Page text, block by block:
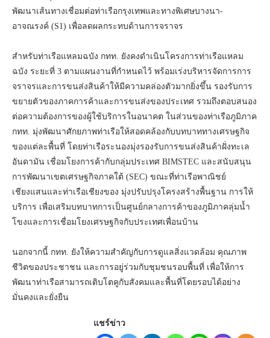
พัฒนาเส้นทางเชื่อมต่อท่าเรือกรุงเทพและทางพิเศษบางนา-
อาจณรงค์ (S1) เพื่อลดผลกระทบด้านการจราจร
สำหรับท่าเรือแหลมฉบัง กทท. ยังคงดำเนินโครงการท่าเรือแหลม
ฉบัง ระยะที่ 3 ตามแผนงานที่กำหนดไว้ พร้อมเร่งบริหารจัดการการ
จราจรและการขนส่งสินค้าให้มีความคล่องตัวมากยิ่งขึ้น รองรับการ
ขยายตัวของภาคการค้าและการขนส่งของประเทศ รวมถึงตอบสนอง
ต่อความต้องการของผู้ใช้บริการในอนาคต ในส่วนของท่าเรือภูมิภาค
กทท. มุ่งพัฒนาศักยภาพท่าเรือให้สอดคล้องกับบทบาททางเศรษฐกิจ
ของแต่ละพื้นที่ โดยท่าเรือระนองมุ่งรองรับการขนส่งสินค้าฝั่งทะเล
อันดามัน เชื่อมโยงการค้ากับกลุ่มประเทศ BIMSTEC และสนับสนุน
การพัฒนาเขตเศรษฐกิจภาคใต้ (SEC) ขณะที่ท่าเรือพาณิชย์
เชียงแสนและท่าเรือเชียงของ มุ่งปรับปรุงโครงสร้างพื้นฐาน การให้
บริการ เพื่อเสริมบทบาทการเป็นศูนย์กลางการค้าของภูมิภาคลุ่มน้ำ
โขงและการเชื่อมโยงเศรษฐกิจกับประเทศเพื่อนบ้าน
นอกจากนี้ กทท. ยังให้ความสำคัญกับการดูแลสิ่งแวดล้อม คุณภาพ
ชีวิตของประชาชน และการอยู่ร่วมกับชุมชนรอบพื้นที่ เพื่อให้การ
พัฒนาท่าเรือสามารถเติบโตคูกับสังคมและพื้นที่โดยรอบได้อย่าง
มั่นคงและยั่งยืน
แชร์ข่าว